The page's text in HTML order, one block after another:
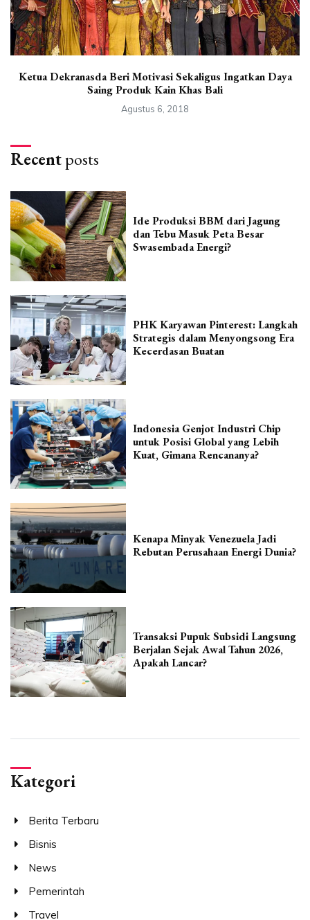
Ketua Dekranasda Beri Motivasi Sekaligus Ingatkan Daya
Saing Produk Kain Khas Bali
Agustus 6, 2018
Recentposts
Ide Produksi BBM dari Jagung
dan Tebu Masuk Peta Besar
Swasembada Energi?
PHK Karyawan Pinterest: Langkah
Strategis dalam Menyongsong Era
Kecerdasan Buatan
Indonesia Genjot Industri Chip
untuk Posisi Global yang Lebih
Kuat, Gimana Rencananya?
Kenapa Minyak Venezuela Jadi
Rebutan Perusahaan Energi Dunia?
Transaksi Pupuk Subsidi Langsung
Berjalan Sejak Awal Tahun 2026,
Apakah Lancar?
Kategori
Berita Terbaru
Bisnis
News
Pemerintah
Travel